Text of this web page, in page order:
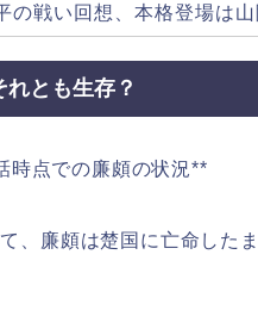
の戦い回想、本格登場は
れとも生存？
時点での廉頗の状況**
、廉頗は楚国に亡命した